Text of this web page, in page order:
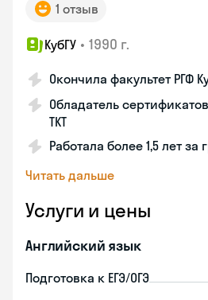
1 отзыв
КубГУ • 1990 г.
Окончила факультет РГФ
Обладатель
TKT
Работала более 1,5 лет за
Читать дальше
Услуги и цены
Английский язык
Подготовка к ЕГЭ/ОГЭ